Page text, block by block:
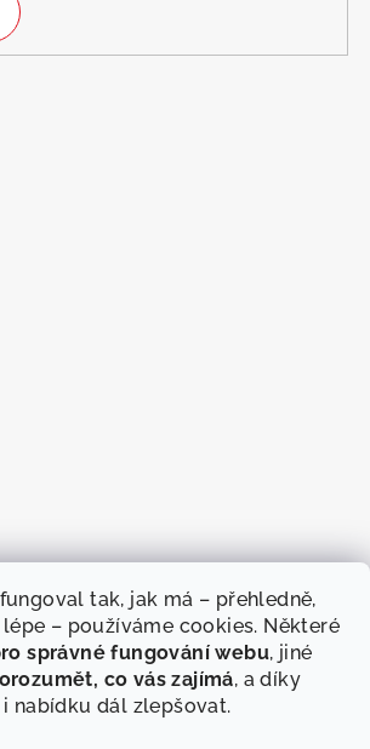
tak, jak má – přehledně,
– používáme cookies. Některé
správné fungování webu, jiné
co vás zajímá, a díky
nabídku dál zlepšovat.